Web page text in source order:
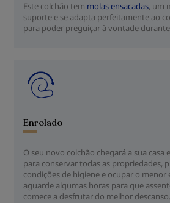
Este colchão tem molas ensacadas, um
suporte e se adapta perfeitamente ao
para poder preguiçar à vontade
Enrolado
O seu novo colchão chegará a sua casa
para conservar todas as propriedades,
condições de higiene e ocupar o menor
aguarde algumas horas para que
comece a desfrutar do melhor